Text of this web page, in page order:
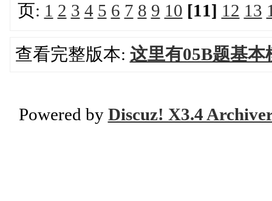
页: 1 2 3 4 5 6 7 8 9 10 [11] 12 13
查看完整版本: 这里有05B题基
Powered by Discuz! X3.4